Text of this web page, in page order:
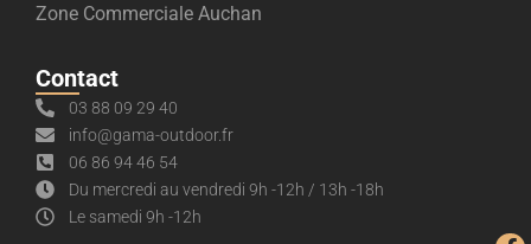
Zone Commerciale Auchan
Contact
03 88 09 29 40
info@gama-outdoor.fr
06 86 94 46 54
Du mercredi au vendredi 9h -12h / 13h -18h
Le samedi 9h -12h